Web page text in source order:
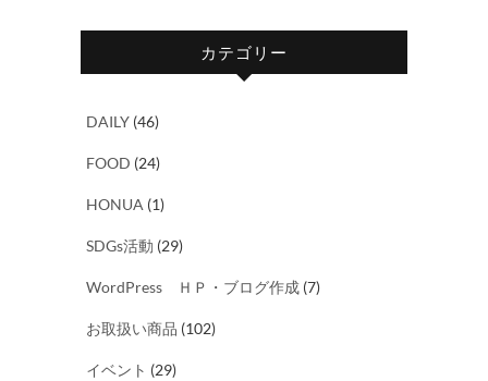
カテゴリー
DAILY (46)
FOOD (24)
HONUA (1)
SDGs活動 (29)
WordPress ＨＰ・ブログ作成 (7)
お取扱い商品 (102)
イベント (29)